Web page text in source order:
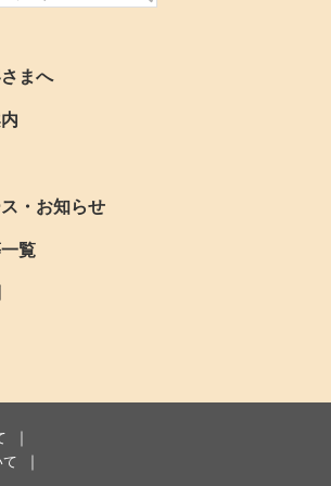
まへ
・お知らせ
覧